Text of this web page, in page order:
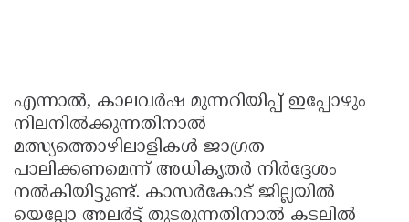
എന്നാൽ, കാലവർഷ മുന്നറിയിപ്പ് ഇപ്പോഴും
നിലനിൽക്കുന്നതിനാൽ
മത്സ്യത്തൊഴിലാളികൾ ജാഗ്രത
പാലിക്കണമെന്ന് അധികൃതർ നിർദ്ദേശം
നൽകിയിട്ടുണ്ട്. കാസർകോട് ജില്ലയിൽ
യെല്ലോ അലർട്ട് തുടരുന്നതിനാൽ കടലിൽ